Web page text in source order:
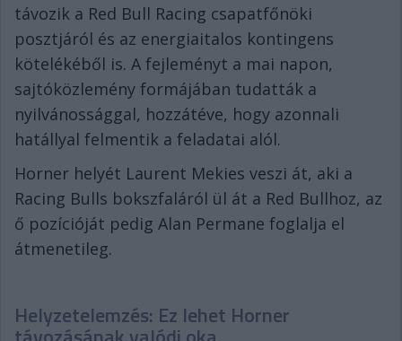
távozik a Red Bull Racing csapatfőnöki
posztjáról és az energiaitalos kontingens
kötelékéből is. A fejleményt a mai napon,
sajtóközlemény formájában tudatták a
nyilvánossággal, hozzátéve, hogy azonnali
hatállyal felmentik a feladatai alól.
Horner helyét Laurent Mekies veszi át, aki a
Racing Bulls bokszfaláról ül át a Red Bullhoz, az
ő pozícióját pedig Alan Permane foglalja el
átmenetileg.
Helyzetelemzés: Ez lehet Horner